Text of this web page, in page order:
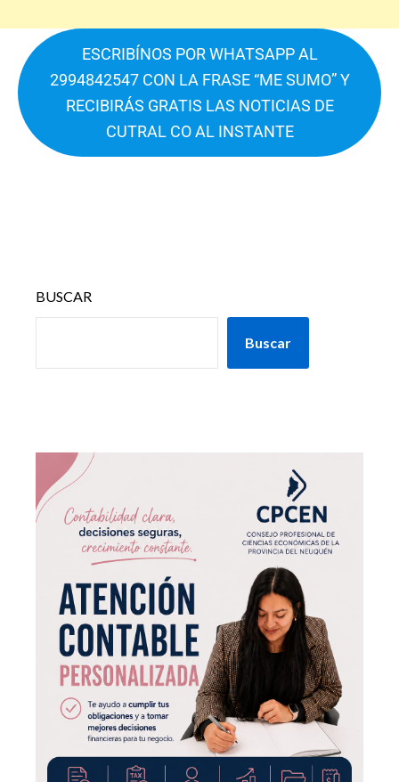
ESCRIBÍNOS POR WHATSAPP AL
2994842547 CON LA FRASE “ME SUMO” Y
RECIBIRÁS GRATIS LAS NOTICIAS DE
CUTRAL CO AL INSTANTE
BUSCAR
Buscar